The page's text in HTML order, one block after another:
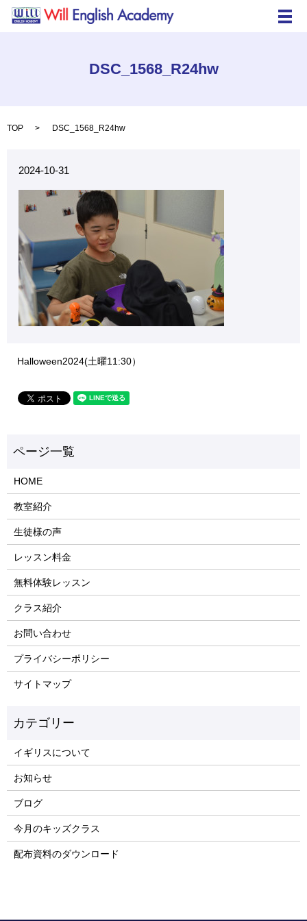
メ
DSC_1568_R24hw
TOP DSC_1568_R24hw
2024-10-31
Halloween2024(土曜11:30）
HOME
教室紹介
生徒様の声
レッスン料金
無料体験レッスン
クラス紹介
お問い合わせ
プライバシーポリシー
サイトマップ
イギリスについて
お知らせ
ブログ
今月のキッズクラス
配布資料のダウンロード